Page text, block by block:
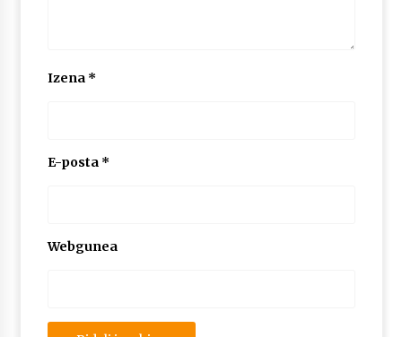
Izena *
E-posta *
Webgunea